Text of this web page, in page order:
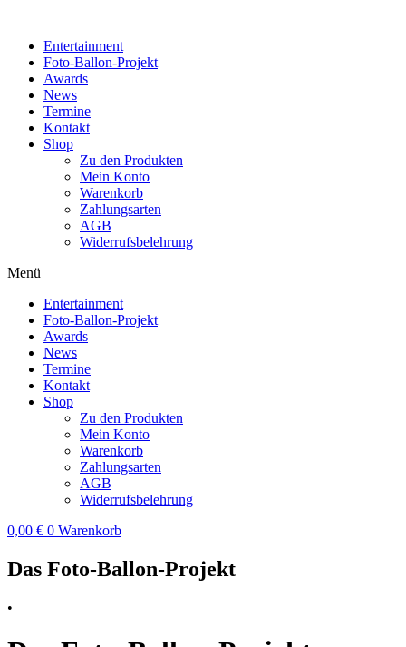
wechselnEntertainment
Foto-Ballon-Projekt
Awards
News
Termine
Kontakt
Shop
Zu den Produkten
Mein Konto
Warenkorb
Zahlungsarten
AGB
Widerrufsbelehrung
Menü
Entertainment
Foto-Ballon-Projekt
Awards
News
Termine
Kontakt
Shop
Zu den Produkten
Mein Konto
Warenkorb
Zahlungsarten
AGB
Widerrufsbelehrung
0,00 € 0 Warenkorb
Das Foto-Ballon-Projekt
•